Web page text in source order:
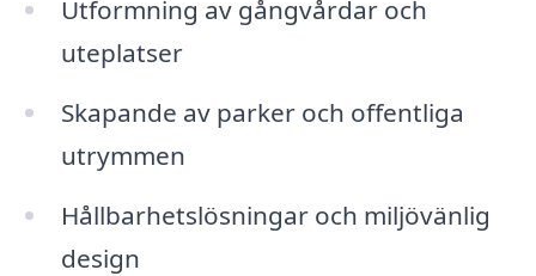
Utformning av gångvårdar och
uteplatser
Skapande av parker och offentliga
utrymmen
Hållbarhetslösningar och miljövänlig
design